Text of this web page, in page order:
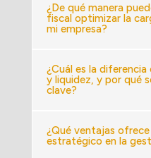
¿De qué manera
fiscal optimizar la
mi empresa?
¿Cuál es la
y liquidez, y por qué
clave?
¿Qué ventajas
estratégico en la